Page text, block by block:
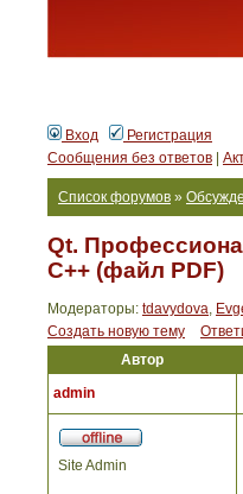
Вход
Регистрация
Сообщения без ответов
Список форумов »
Qt.
С++ (файл PDF)
Модераторы: tdavydova,
Создать новую тему
Автор
admin
Site Admin